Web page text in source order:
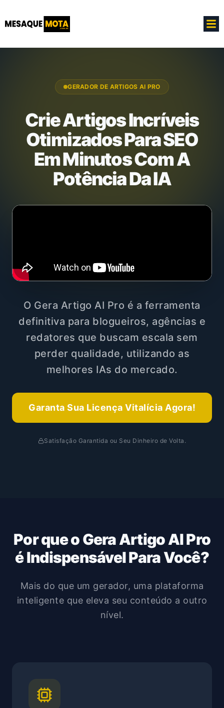
GERADOR DE ARTIGOS AI PRO
Crie Artigos Incríveis
Otimizados Para SEO
Em Minutos Com A
Potência Da IA
O Gera Artigo AI Pro é a ferramenta
definitiva para blogueiros, agências e
redatores que buscam escala sem
perder qualidade, utilizando as
melhores IAs do mercado.
Garanta Sua Licença Vitalícia Agora!
Satisfação Garantida ou Seu Dinheiro de Volta.
Por que o Gera Artigo AI Pro
é Indispensável Para Você?
Mais do que um gerador, uma plataforma
inteligente que eleva seu conteúdo a outro
nível.